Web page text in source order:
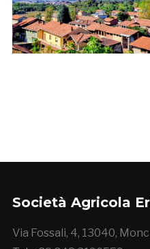
Società Agricola
Via Fossali, 4, 13040,